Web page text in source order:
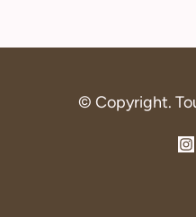
© Copyright.